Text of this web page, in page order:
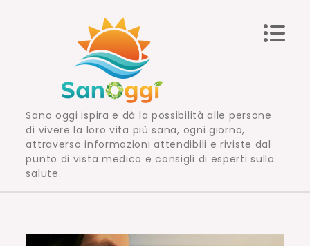
Sano oggi ispira e dà la possibilità alle persone
di vivere la loro vita più sana, ogni giorno,
attraverso informazioni attendibili e riviste dal
punto di vista medico e consigli di esperti sulla
salute.